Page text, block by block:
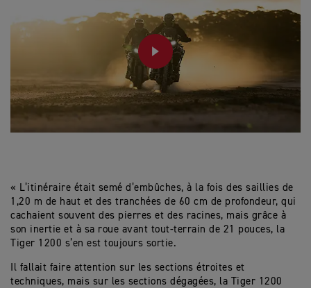
PLAY
« L’itinéraire était semé d’embûches, à la fois des saillies de
1,20 m de haut et des tranchées de 60 cm de profondeur, qui
cachaient souvent des pierres et des racines, mais grâce à
son inertie et à sa roue avant tout-terrain de 21 pouces, la
Tiger 1200 s’en est toujours sortie.
Il fallait faire attention sur les sections étroites et
techniques, mais sur les sections dégagées, la Tiger 1200